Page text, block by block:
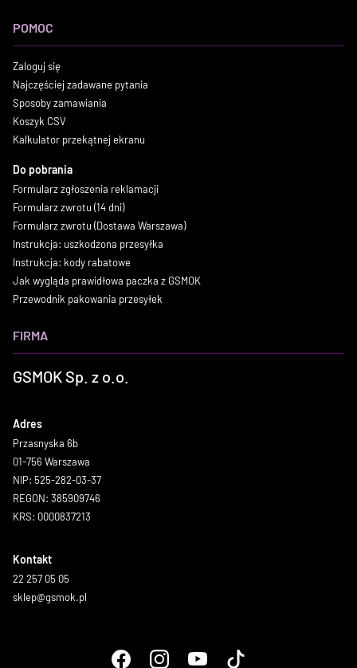
POMOC
Zaloguj się
Najczęściej zadawane pytania
Sposoby zamawiania
Koszyk CSV
Kalkulator przekątnej ekranu
Do pobrania
Formularz zgłoszenia reklamacji
Formularz zwrotu (14 dni)
Formularz zwrotu (Dostawa Warszawa)
Instrukcja: uszkodzona przesyłka
Instrukcja: kody rabatowe
Jak wygląda prawidłowa paczka z GSMOK
Przewodnik pakowania przesyłek
FIRMA
GSMOK Sp. z o.o.
Adres
Przasnyska 6b
01-756 Warszawa
NIP: 525-282-03-37
REGON: 385909746
KRS: 0000837213
Kontakt
22 257 05 05
sklep@gsmok.pl